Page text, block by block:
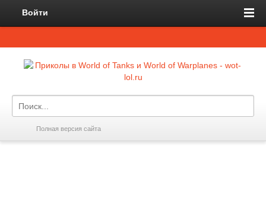
Войти
Полная версия сайта